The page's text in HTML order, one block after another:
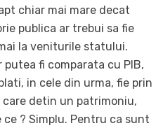
chiar mai mare decat
publica ar trebui sa fie
la veniturile statului.
fi comparata cu PIB,
in cele din urma, fie prin
detin un patrimoniu,
? Simplu. Pentru ca sunt